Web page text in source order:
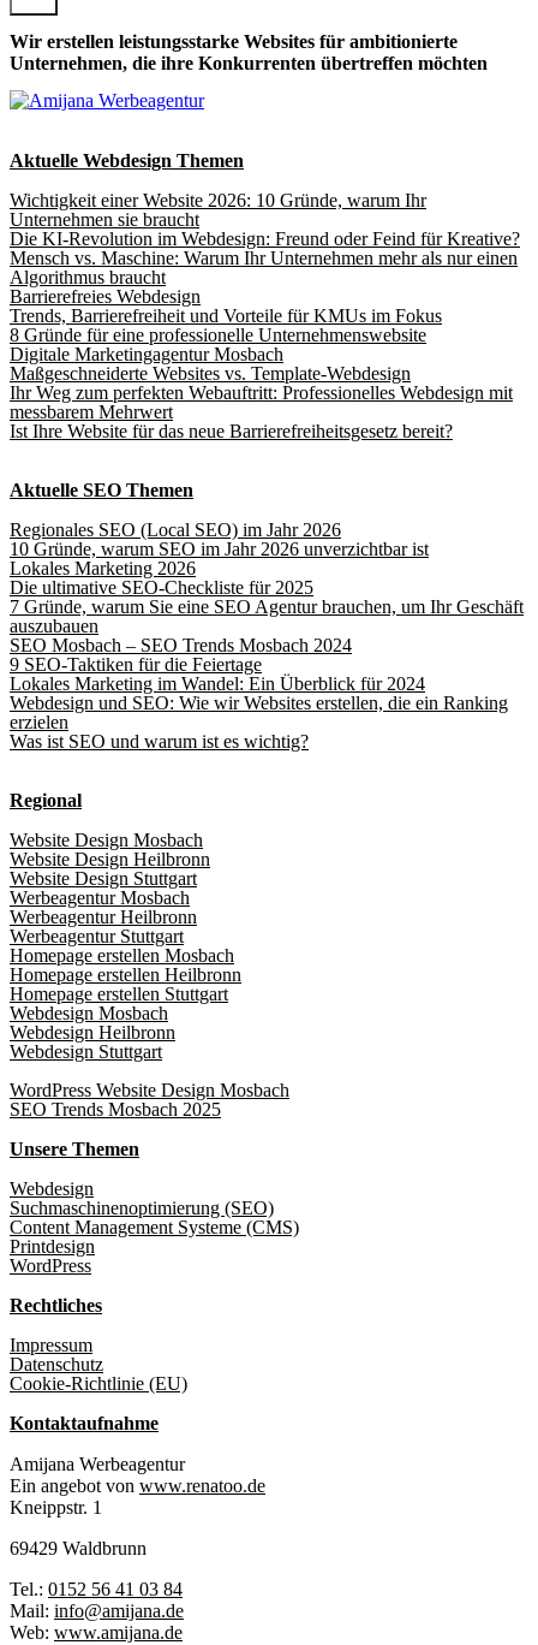
Wir erstellen leistungsstarke Websites für ambitionierte
Unternehmen, die ihre Konkurrenten übertreffen möchten
Aktuelle Webdesign Themen
Wichtigkeit einer Website 2026: 10 Gründe, warum Ihr
Unternehmen sie braucht
Die KI-Revolution im Webdesign: Freund oder Feind für Kreative?
Mensch vs. Maschine: Warum Ihr Unternehmen mehr als nur einen
Algorithmus braucht
Barrierefreies Webdesign
Trends, Barrierefreiheit und Vorteile für KMUs im Fokus
8 Gründe für eine professionelle Unternehmenswebsite
Digitale Marketingagentur Mosbach
Maßgeschneiderte Websites vs. Template-Webdesign
Ihr Weg zum perfekten Webauftritt: Professionelles Webdesign mit
messbarem Mehrwert
Ist Ihre Website für das neue Barrierefreiheitsgesetz bereit?
Aktuelle SEO Themen
Regionales SEO (Local SEO) im Jahr 2026
10 Gründe, warum SEO im Jahr 2026 unverzichtbar ist
Lokales Marketing 2026
Die ultimative SEO-Checkliste für 2025
7 Gründe, warum Sie eine SEO Agentur brauchen, um Ihr Geschäft
auszubauen
SEO Mosbach – SEO Trends Mosbach 2024
9 SEO-Taktiken für die Feiertage
Lokales Marketing im Wandel: Ein Überblick für 2024
Webdesign und SEO: Wie wir Websites erstellen, die ein Ranking
erzielen
Was ist SEO und warum ist es wichtig?
Regional
Website Design Mosbach
Website Design Heilbronn
Website Design Stuttgart
Werbeagentur Mosbach
Werbeagentur Heilbronn
Werbeagentur Stuttgart
Homepage erstellen Mosbach
Homepage erstellen Heilbronn
Homepage erstellen Stuttgart
Webdesign Mosbach
Webdesign Heilbronn
Webdesign Stuttgart
WordPress Website Design Mosbach
SEO Trends Mosbach 2025
Unsere Themen
Webdesign
Suchmaschinenoptimierung (SEO)
Content Management Systeme (CMS)
Printdesign
WordPress
Rechtliches
Impressum
Datenschutz
Cookie-Richtlinie (EU)
Kontaktaufnahme
Amijana Werbeagentur
Ein angebot von www.renatoo.de
Kneippstr. 1
69429 Waldbrunn
Tel.: 0152 56 41 03 84
Mail: info@amijana.de
Web: www.amijana.de